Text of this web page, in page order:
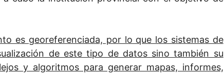
es georeferenciada, por lo que los sistemas de
de este tipo de datos sino también su
y algoritmos para generar mapas, informes,